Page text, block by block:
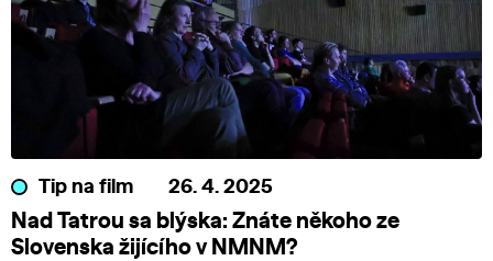
Tip na film 26. 4. 2025
Nad Tatrou sa blýska: Znáte někoho ze
Slovenska žijícího v NMNM?